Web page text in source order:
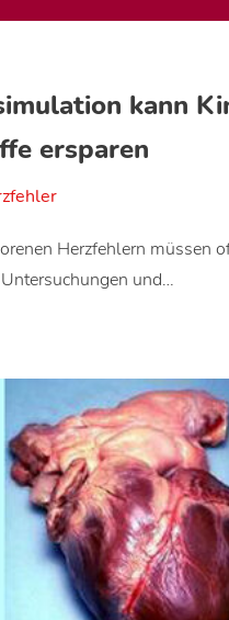
kann
ersparen
Herzfehlern müssen
und…